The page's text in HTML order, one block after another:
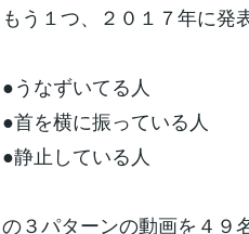
もう１つ、２０１７年に発
●うなずいてる人
●首を横に振っている人
●静止している人
の３パターンの動画を４９